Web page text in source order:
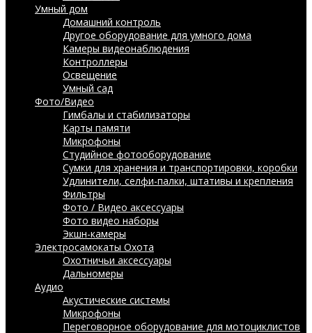
Умный дом
Домашний контроль
Другое оборудование для умного дома
Камеры видеонаблюдения
Контроллеры
Освещение
Умный сад
Фото/Видео
Гимбалы и стабилизаторы
Карты памяти
Микрофоны
Студийное фотооборудование
Сумки для хранения и транспортировки, коробки
Удлинители, селфи-палки, штативы и крепления
Фильтры
Фото / Видео аксессуары
Фото видео наборы
Экшн-камеры
Электросамокаты Охота
Охотничьи аксессуары
Дальномеры
Аудио
Акустические системы
Микрофоны
Переговорное оборудование для мотоциклистов